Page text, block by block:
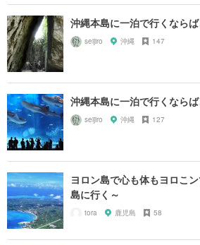
沖縄本島に一泊で行くなら
seijiro 沖縄 147
沖縄本島に一泊で行くなら
seijiro 沖縄 127
ヨロン島で心も体もヨロこ
島に行く～
tora 鹿児島 58